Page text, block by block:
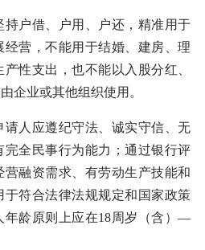
持户借、户用、户还，精准用于
营，不能用于结婚、建房、理
性支出，也不能以入股分红、
企业或其他组织使用。
请人应遵纪守法、诚实守信、无
全民事行为能力；通过银行评
融资需求、有劳动生产技能和
符合法律法规规定和国家政策
年龄原则上应在18周岁（含）—